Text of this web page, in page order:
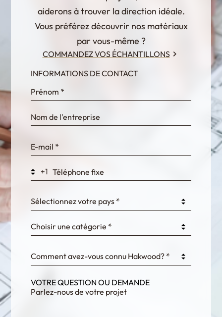
aiderons à trouver la direction idéale.
Vous préférez découvrir nos matériaux
par vous-même ?
COMMANDEZ VOS ÉCHANTILLONS
InternalFormDataPassing
bn1q0rrvUn2bmwl
WEK7sP7DXp5OiEV
fKG333tDPmDdJm8
INFORMATIONS DE CONTACT
+1
Sélectionnez votre pays *
Choisir une catégorie *
Comment avez-vous connu Hakwood? *
VOTRE QUESTION OU DEMANDE